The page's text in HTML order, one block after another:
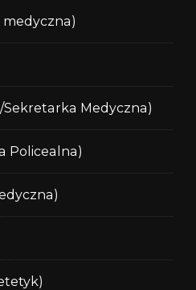
Medyczna)
Policealna)